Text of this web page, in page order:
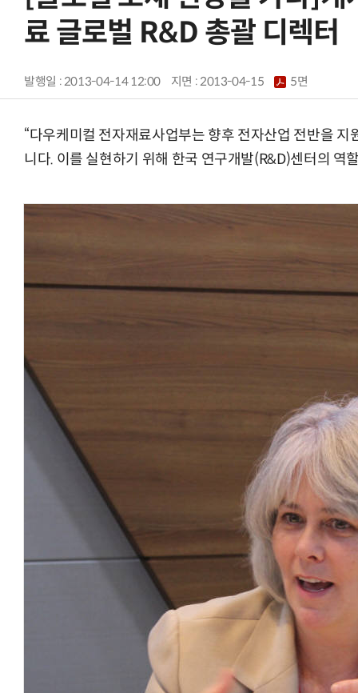
료 글로벌 R&D 총괄 디렉터
발행일 : 2013-04-14 12:00 지면 :2013-04-15 5면
“다우케미컬 전자재료사업부는 향후 전자산업 전반을
니다. 이를 실현하기 위해 한국 연구개발(R&D)센터의 역
양자컴퓨팅 비즈니스·기술 입문 1-Day